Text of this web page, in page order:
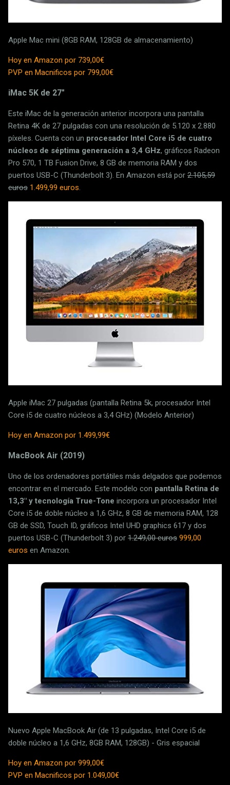
Apple Mac mini (8GB RAM, 128GB de almacenamiento)
Hoy en Amazon por 739,00€
PVP en Macnificos por 799,00€
iMac 5K de 27"
Este iMac de la generación anterior incorpora una pantalla
Retina 4K de 27 pulgadas con una resolución de 5.120 x 2.880
píxeles. Cuenta con un procesador Intel Core i5 de cuatro
núcleos de séptima generación a 3,4 GHz, gráficos Radeon
Pro 570, 1 TB Fusion Drive, 8 GB de memoria RAM y dos
puertos USB-C (Thunderbolt 3). En Amazon está por 2.105,59
euros 1.499,99 euros.
Apple iMac 27 pulgadas (pantalla Retina 5k, procesador Intel
Core i5 de cuatro núcleos a 3,4 GHz) (Modelo Anterior)
Hoy en Amazon por 1.499,99€
MacBook Air (2019)
Uno de los ordenadores portátiles más delgados que podemos
encontrar en el mercado. Este modelo con pantalla Retina de
13,3" y tecnología True-Tone incorpora un procesador Intel
Core i5 de doble núcleo a 1,6 GHz, 8 GB de memoria RAM, 128
GB de SSD, Touch ID, gráficos Intel UHD graphics 617 y dos
puertos USB-C (Thunderbolt 3) por 1.249,00 euros 999,00
euros en Amazon.
Nuevo Apple MacBook Air (de 13 pulgadas, Intel Core i5 de
doble núcleo a 1,6 GHz, 8GB RAM, 128GB) - Gris espacial
Hoy en Amazon por 999,00€
PVP en Macnificos por 1.049,00€